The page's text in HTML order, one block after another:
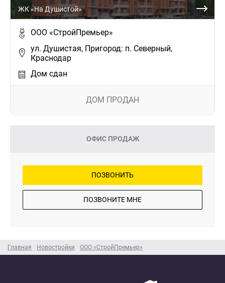
Главная Новостройки ООО «СтройПремьер»
ЖК «На Душистой»
ООО «СтройПремьер»
ул. Душистая, Пригород: п. Северный,
Краснодар
Дом сдан
ДОМ ПРОДАН
ОФИС ПРОДАЖ
ПОЗВОНИТЬ
ПОЗВОНИТЕ МНЕ